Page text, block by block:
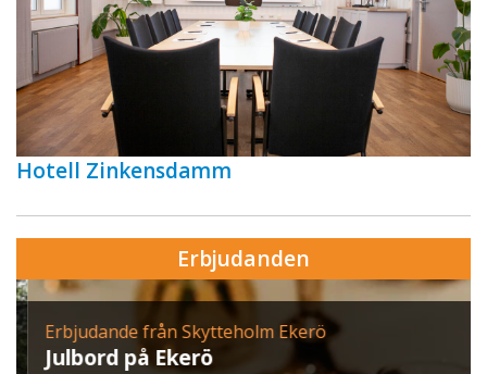
Hotell Zinkensdamm
Erbjudanden
Erbjudande från Skytteholm Ekerö
Julbord på Ekerö